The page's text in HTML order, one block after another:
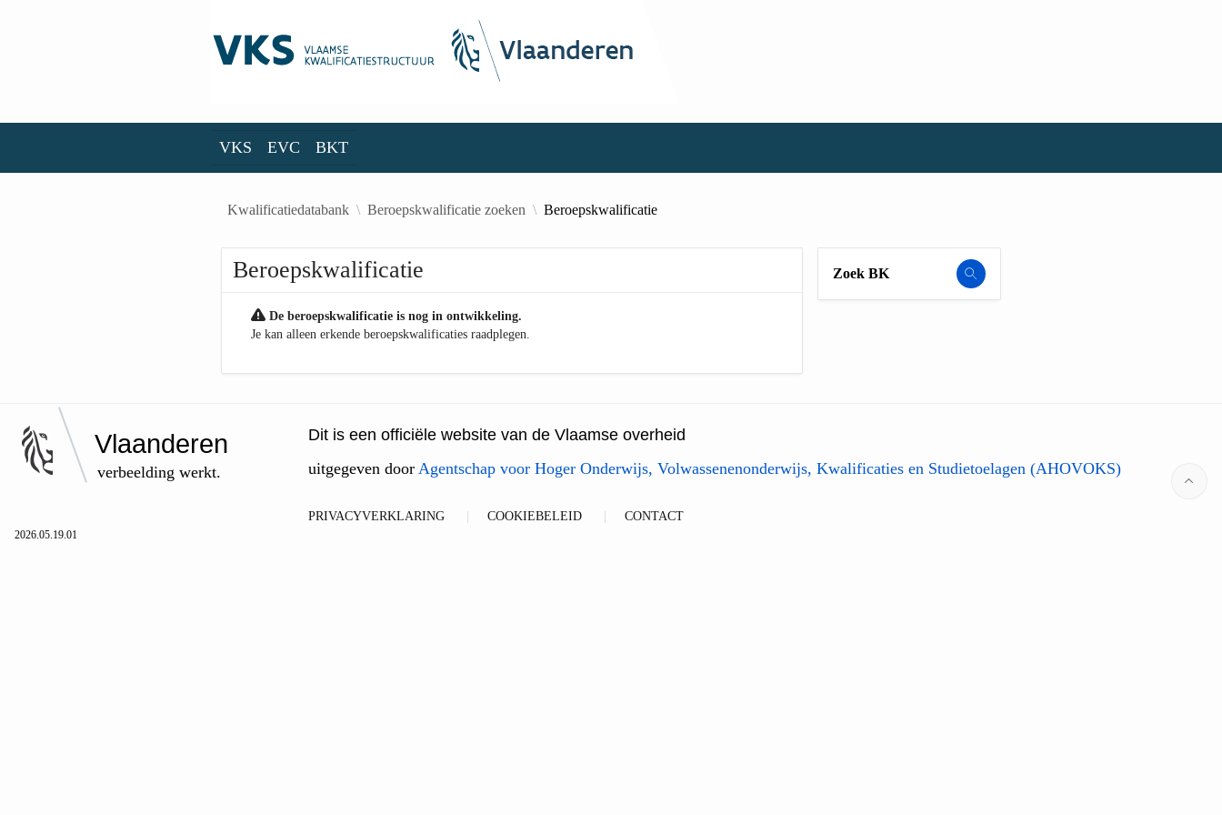
VKS EVC BKT
Kwalificatiedatabank Beroepskwalificatie zoeken Beroepskwalificatie
Beroepskwalificatie
De beroepskwalificatie is nog in ontwikkeling.
Je kan alleen erkende beroepskwalificaties raadplegen.
Zoek BK
Vlaanderen
verbeelding werkt.
Dit is een officiële website van de Vlaamse overheid
uitgegeven door Agentschap voor Hoger Onderwijs, Volwassenenonderwijs, Kwalificaties en Studietoelagen (AHOVOKS)
PRIVACYVERKLARING COOKIEBELEID CONTACT
2026.05.19.01